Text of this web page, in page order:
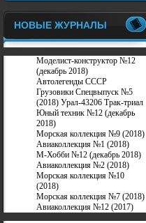
НОВЫЕ ЖУРНАЛЫ
Моделист-конструктор №12
(декабрь 2018)
Автолегенды СССР
Грузовики Спецвыпуск №5
(2018) Урал-43206 Трак-триал
Юный техник №12 (декабрь
2018)
Морская коллекция №9 (2018)
Авиаколлекция №1 (2018)
М-Хобби №12 (декабрь 2018)
Авиаколлекция №2 (2018)
Морская коллекция №10
(2018)
Морская коллекция №7 (2018)
Авиаколлекция №12 (2017)